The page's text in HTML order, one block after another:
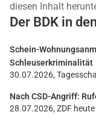
diesen Inhalt
Der BDK in
Schein-
Schleuserkriminalität
30.07.2026,
Nach CSD-Angriff:
28.07.2026, ZDF heute